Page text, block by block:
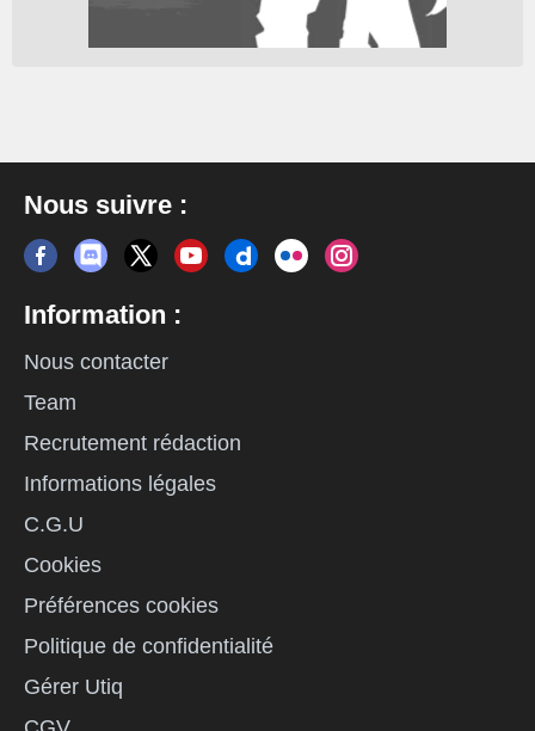
Nous suivre :
Information :
Nous contacter
Team
Recrutement rédaction
Informations légales
C.G.U
Cookies
Préférences cookies
Politique de confidentialité
Gérer Utiq